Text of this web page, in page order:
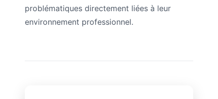
problématiques directement liées à leur
environnement professionnel.